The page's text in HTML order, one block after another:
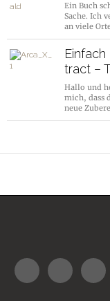
Ein Buch
Sache. Ich
an viele
tract –
Hallo und
mich, dass
neue